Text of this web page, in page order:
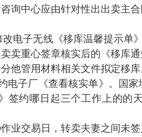
询中心应由针对性出出卖主
电子无线《移库温馨提示单
卖重心签章核实后的《移库
他管用材料相关文件拟定移
电子厂《查看核实单》。国
签约哪日起三个工作上的的
业交易日，转卖夫妻之间未